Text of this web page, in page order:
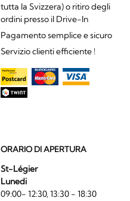
tutta la Svizzera) o ritiro degli
ordini presso il Drive-In
Pagamento semplice e sicuro
Servizio clienti efficiente !
ORARIO DI APERTURA
St-Légier
Lunedi
09:00- 12:30, 13:30 - 18:30